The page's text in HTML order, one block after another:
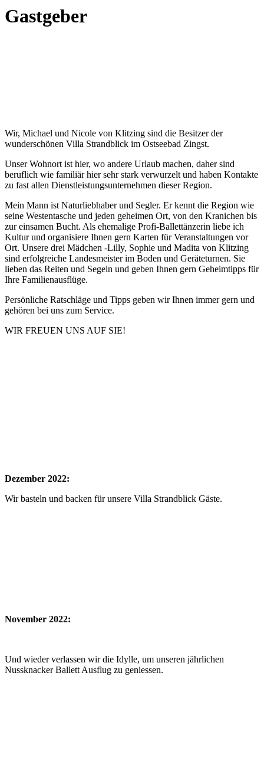
Gastgeber
Wir, Michael und Nicole von Klitzing sind die Besitzer der
wunderschönen Villa Strandblick im Ostseebad Zingst.
Unser Wohnort ist hier, wo andere Urlaub machen, daher sind
beruflich wie familiär hier sehr stark verwurzelt und haben Kontakte
zu fast allen Dienstleistungsunternehmen dieser Region.
Mein Mann ist Naturliebhaber und Segler. Er kennt die Region wie
seine Westentasche und jeden geheimen Ort, von den Kranichen bis
zur einsamen Bucht. Als ehemalige Profi-Ballettänzerin liebe ich
Kultur und organisiere Ihnen gern Karten für Veranstaltungen vor
Ort. Unsere drei Mädchen -Lilly, Sophie und Madita von Klitzing
sind erfolgreiche Landesmeister im Boden und Geräteturnen. Sie
lieben das Reiten und Segeln und geben Ihnen gern Geheimtipps für
Ihre Familienausflüge.
Persönliche Ratschläge und Tipps geben wir Ihnen immer gern und
gehören bei uns zum Service.
WIR FREUEN UNS AUF SIE!
Dezember 2022:
Wir basteln und backen für unsere Villa Strandblick Gäste.
November 2022:
Und wieder verlassen wir die Idylle, um unseren jährlichen
Nussknacker Ballett Ausflug zu geniessen.